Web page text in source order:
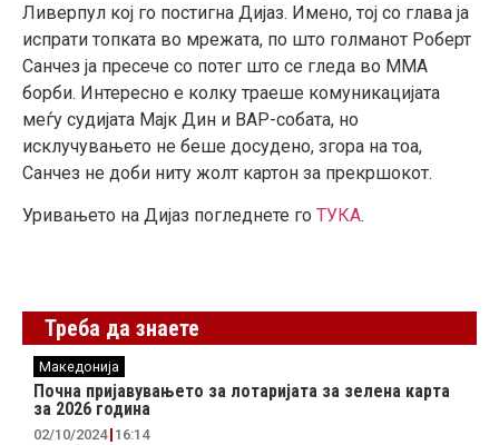
Ливерпул кој го постигна Дијаз. Имено, тој со глава ја
испрати топката во мрежата, по што голманот Роберт
Санчез ја пресече со потег што се гледа во ММА
борби. Интересно е колку траеше комуникацијата
меѓу судијата Мајк Дин и ВАР-собата, но
исклучувањето не беше досудено, згора на тоа,
Санчез не доби ниту жолт картон за прекршокот.
Уривањето на Дијаз погледнете го ТУКА.
Треба да знаете
Македонија
Почна пријавувањето за лотаријата за зелена карта
за 2026 година
02/10/2024 16:14